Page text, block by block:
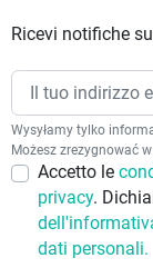
Ricevi notifiche
Wysyłamy tylko
Możesz zrezygnować
Accetto le
privacy.
dati personali.